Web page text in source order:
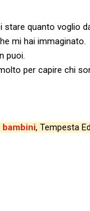
quanto voglio
mi hai immaginato.
puoi.
per capire chi
bambini, Tempesta